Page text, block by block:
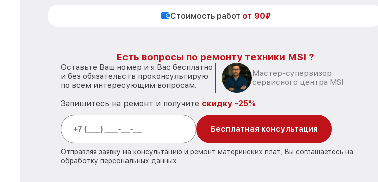
Стоимость работ от 90₽
Есть вопросы по ремонту техники MSI ?
Оставьте Ваш номер и я Вас бесплатно
и без обязательств проконсультирую
по всем интересующим вопросам.
Мастер-супервизор
сервисного центра MSI
Запишитесь на ремонт и получите скидку -25%
Бесплатная консультация
Отправляя заявку на консультацию и ремонт материнских плат, Вы соглашаетесь на
обработку персональных данных